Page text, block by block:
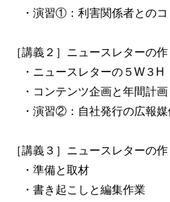
・演習①：利害関係者とのコ
［講義２］ニュースレターの
・ニュースレターの５W３H
・コンテンツ企画と年間計画
・演習②：自社発行の広報媒
［講義３］ニュースレターの
・準備と取材
・書き起こしと編集作業